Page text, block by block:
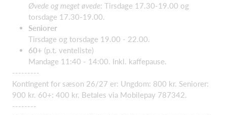
Øvede og meget øvede: Tirsdage 17.30-19.00 og
torsdage 17.30-19.00.
Seniorer
Tirsdage og torsdage 19.00 - 22.00.
60+ (p.t. venteliste)
Mandage 11:40 - 14:00. Inkl. kaffepause.
---------
Kontingent for sæson 26/27 er: Ungdom: 800 kr. Seniorer:
900 kr. 60+: 400 kr. Betales via Mobilepay 787342.
--------